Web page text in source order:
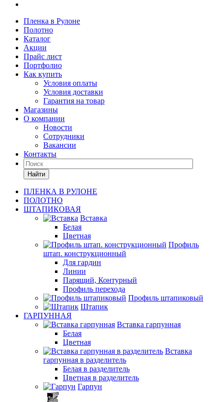
Пленка в Рулоне
Полотно
Каталог
Акции
Прайс лист
Портфолио
Как купить
Условия оплаты
Условия доставки
Гарантия на товар
Магазины
О компании
Новости
Сотрудники
Вакансии
Контакты
Найти
ПЛЕНКА В РУЛОНЕ
ПОЛОТНО
ШТАПИКОВАЯ
Вставка
Белая
Цветная
Профиль
штап. конструкционный
Для гардин
Линии
Парящий, Контурный
Профиль перехода
Профиль штапиковый
Штапик
ГАРПУННАЯ
Вставка гарпунная
Белая
Цветная
Вставка
гарпунная в разделитель
Белая в разделитель
Цветная в разделитель
Гарпун